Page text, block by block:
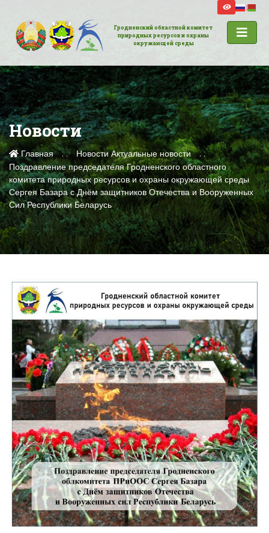
Гродненский областной комитет
природных ресурсов и охраны
окружающей среды
Новости
Главная Новости Актуальные новости
Поздравление председателя Гродненского областного
комитета природных ресурсов и охраны окружающей среды
Сергея Базара с Днём защитников Отечества и Вооруженных
Сил Республики Беларусь